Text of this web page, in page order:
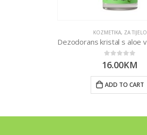
KOZMETIKA, ZA TIJELO
0 out of 5
16.00KM
ADD TO CART